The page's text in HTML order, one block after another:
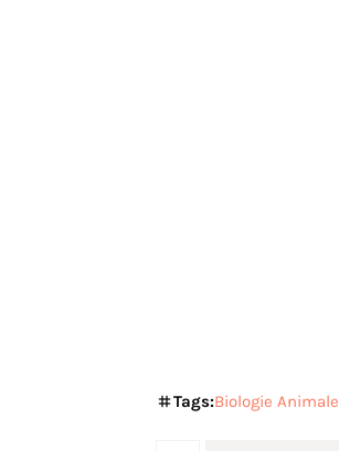
Tags:Biologie Animale